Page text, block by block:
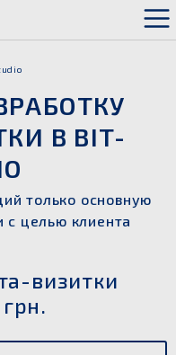
В BIT-
только основную
целью клиента
визитки